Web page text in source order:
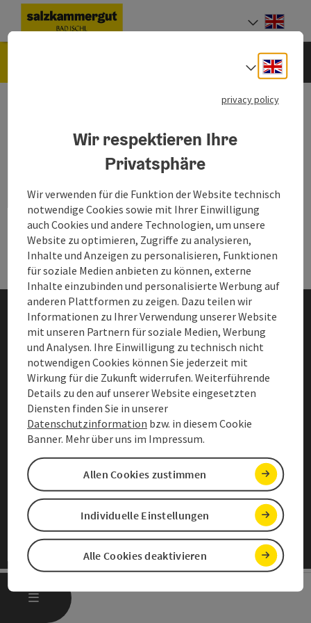
Accesskey
[0]
Accesskey
[1]
Accesskey
[2]
Accesskey
[7]
MENUOPEN MAIN MENU
This is a past event and
therefore not
displayed anymore.
Presse & Bilder
Privacy Notice
Declaration of accessibility
Legal Information
Adjust cookies
Select
privacy policy
Wir respektieren Ihre
Privatsphäre
Wir verwenden für die Funktion der Website technisch
notwendige Cookies sowie mit Ihrer Einwilligung
auch Cookies und andere Technologien, um unsere
Website zu optimieren, Zugriffe zu analysieren,
Inhalte und Anzeigen zu personalisieren, Funktionen
für soziale Medien anbieten zu können, externe
Inhalte einzubinden und personalisierte Werbung auf
anderen Plattformen zu zeigen. Dazu teilen wir
Informationen zu Ihrer Verwendung unserer Website
mit unseren Partnern für soziale Medien, Werbung
und Analysen. Ihre Einwilligung zu technisch nicht
notwendigen Cookies können Sie jederzeit mit
Wirkung für die Zukunft widerrufen. Weiterführende
Details zu den auf unserer Website eingesetzten
Diensten finden Sie in unserer
Datenschutzinformation bzw. in diesem Cookie
Banner. Mehr über uns im Impressum.
Alle Cookies deaktivieren
Individuelle Einstellungen
Allen Cookies zustimmen